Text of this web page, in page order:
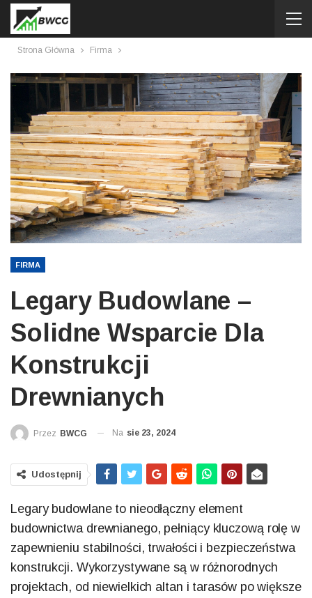
Strona Główna Firma
FIRMA
Legary Budowlane –
Solidne Wsparcie Dla
Konstrukcji
Drewnianych
Przez BWCG Na sie 23, 2024
Udostępnij
Legary budowlane to nieodłączny element
budownictwa drewnianego, pełniący kluczową rolę w
zapewnieniu stabilności, trwałości i bezpieczeństwa
konstrukcji. Wykorzystywane są w różnorodnych
projektach, od niewielkich altan i tarasów po większe